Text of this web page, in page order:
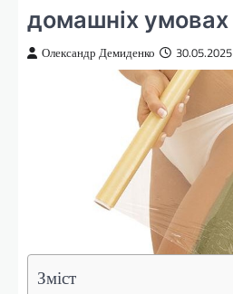
домашніх умовах
Олександр Демиденко 30.05.2025
Зміст